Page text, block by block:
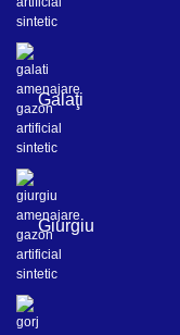
Galaţi
Giurgiu